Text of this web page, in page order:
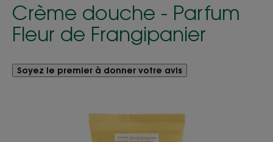
Crème douche - Parfum
Fleur de Frangipanier
Soyez le premier à donner votre avis